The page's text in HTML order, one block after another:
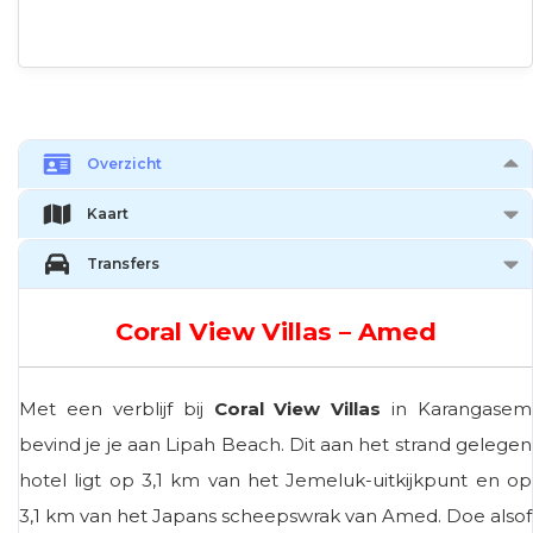
Overzicht
Kaart
Transfers
Coral View Villas – Amed
Met een verblijf bij Coral View Villas in Karangasem
bevind je je aan Lipah Beach. Dit aan het strand gelegen
hotel ligt op 3,1 km van het Jemeluk-uitkijkpunt en op
3,1 km van het Japans scheepswrak van Amed. Doe alsof